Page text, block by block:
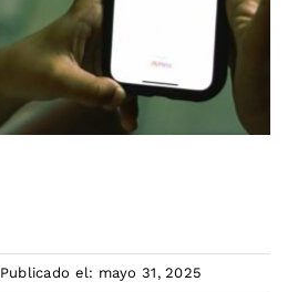
Publicado el: mayo 31, 2025